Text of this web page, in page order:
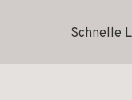
Schnelle